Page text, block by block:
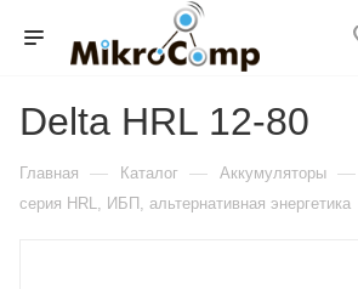
Delta HRL 12-80
Главная — Каталог — Аккумуляторы —
серия HRL, ИБП, альтернативная энергетика